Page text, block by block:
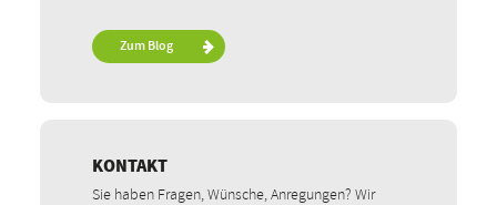
Zum Blog
KONTAKT
Sie haben Fragen, Wünsche, Anregungen? Wir